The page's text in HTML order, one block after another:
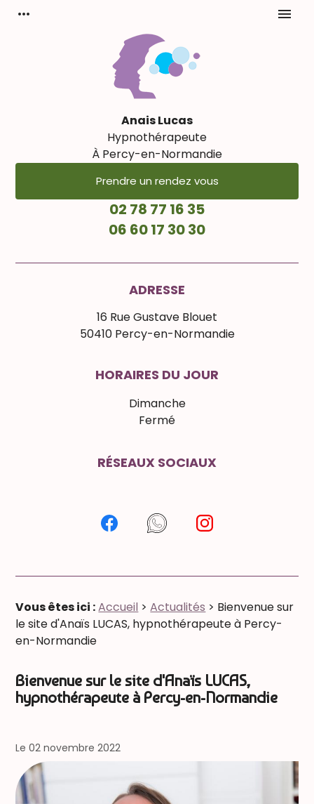
more_horiz menu
Anais Lucas
Hypnothérapeute
À Percy-en-Normandie
Prendre un rendez vous
02 78 77 16 35
06 60 17 30 30
ADRESSE
16 Rue Gustave Blouet
50410 Percy-en-Normandie
HORAIRES DU JOUR
Dimanche
Fermé
RÉSEAUX SOCIAUX
Vous êtes ici :Accueil >Actualités > Bienvenue sur
le site d'Anaïs LUCAS, hypnothérapeute à Percy-
en-Normandie
Bienvenue sur le site d'Anaïs LUCAS,
hypnothérapeute à Percy-en-Normandie
Le 02 novembre 2022